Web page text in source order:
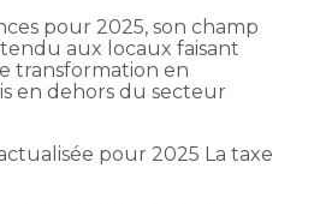
pour 2025, son champ
aux locaux faisant
transformation en
en dehors du secteur
pour 2025 La taxe